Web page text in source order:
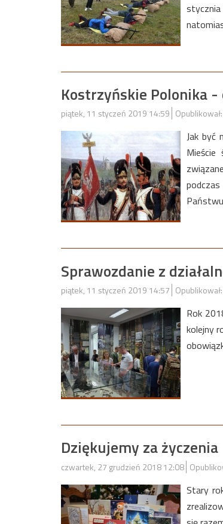
stycznia
Kostrzyńskie Polonika
piątek, 11 styczeń 2019 14:59
Jak być
Sprawozdanie z
piątek, 11 styczeń 2019 14:57
Rok
kolejny
Dziękujemy za życzenia
czwartek, 27 grudzień 2018 12:08
Stary